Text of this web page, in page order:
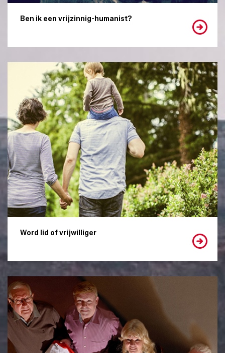
Ben ik een vrijzinnig-humanist?
Word lid of vrijwilliger